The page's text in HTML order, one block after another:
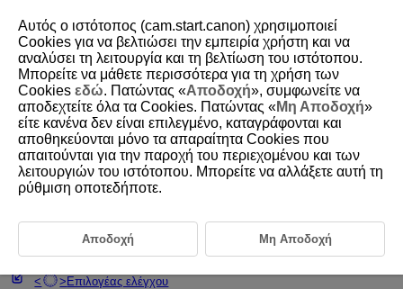
D292-020
Βασικές διαδικασίες χειρισμού
Κράτημα της μηχανής
Μηχανισμός ζουμ
Πλήκτρο λήψης ταινίας
Κουμπί κλείστρου
Επιλογέας ελέγχου
Αυτός ο ιστότοπος (cam.start.canon) χρησιμοποιεί
Cookies για να βελτιώσει την εμπειρία χρήστη και να
αναλύσει τη λειτουργία και τη βελτίωση του ιστότοπου.
Μπορείτε να μάθετε περισσότερα για τη χρήση των
Cookies εδώ. Πατώντας «Αποδοχή», συμφωνείτε να
αποδεχτείτε όλα τα Cookies. Πατώντας «Μη Αποδοχή»
είτε κανένα δεν είναι επιλεγμένο, καταγράφονται και
αποθηκεύονται μόνο τα απαραίτητα Cookies που
απαιτούνται για την παροχή του περιεχομένου και των
λειτουργιών του ιστότοπου. Μπορείτε να αλλάξετε αυτή τη
ρύθμιση οποτεδήποτε.
Αποδοχή Μη Αποδοχή